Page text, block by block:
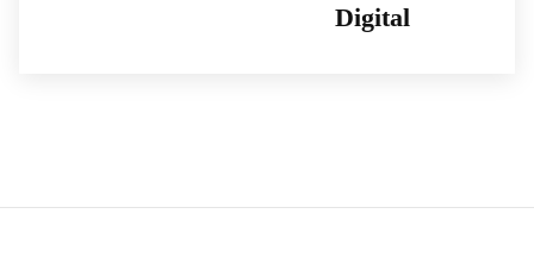
Digital